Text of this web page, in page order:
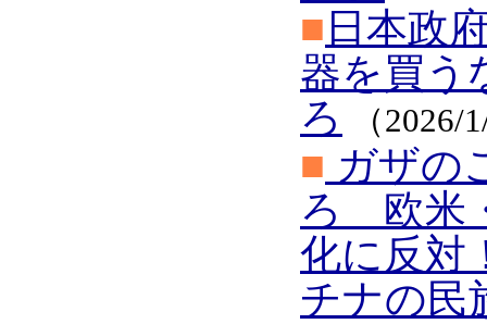
■ 日本政
器を買
ろ
（2026/
■ ガザの
ろ 欧米
化に反対
チナの民